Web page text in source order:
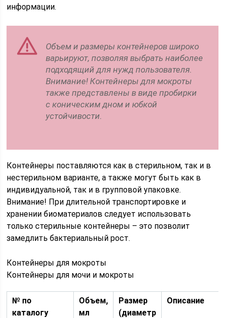
информации.
Объем и размеры контейнеров широко
варьируют, позволяя выбрать наиболее
подходящий для нужд пользователя.
Внимание! Контейнеры для мокроты
также представлены в виде пробирки
с коническим дном и юбкой
устойчивости.
Контейнеры поставляются как в стерильном, так и в
нестерильном варианте, а также могут быть как в
индивидуальной, так и в групповой упаковке.
Внимание! При длительной транспортировке и
хранении биоматериалов следует использовать
только стерильные контейнеры – это позволит
замедлить бактериальный рост.
Контейнеры для мокроты
Контейнеры для мочи и мокроты
№ по
каталогу
Объем,
мл
Размер
(диаметр
Описание